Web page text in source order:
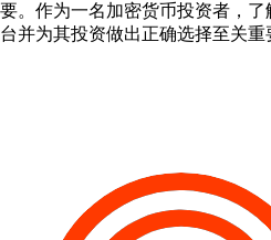
要。作为一名加密货币投资者，了
台并为其投资做出正确选择至关重